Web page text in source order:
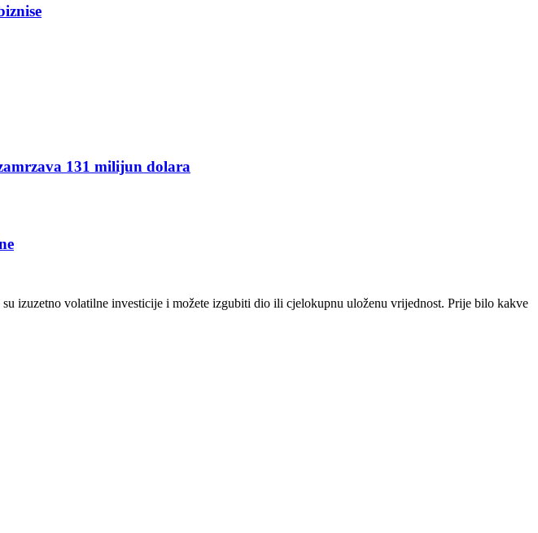
131 milijun dolara
izuzetno volatilne investicije i možete izgubiti dio ili cjelokupnu uloženu vrijednost. Prije bilo kakve